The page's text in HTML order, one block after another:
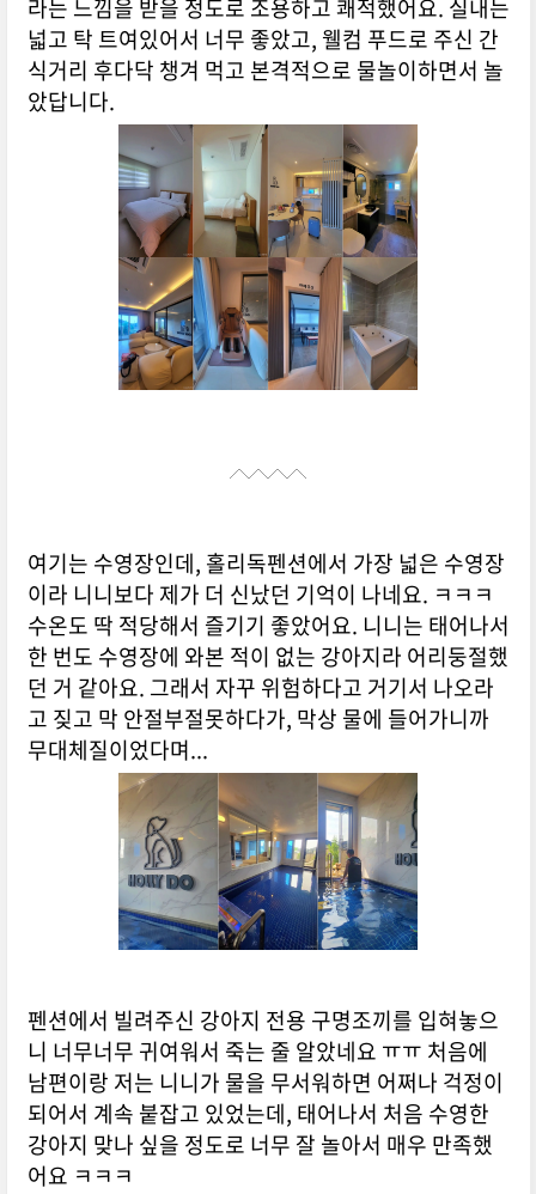
라는 느낌을 받을 정도로 조용하고 쾌적했어요. 실내는
넓고 탁 트여있어서 너무 좋았고, 웰컴 푸드로 주신 간
식거리 후다닥 챙겨 먹고 본격적으로 물놀이하면서 놀
았답니다.
여기는 수영장인데, 홀리독펜션에서 가장 넓은 수영장
이라 니니보다 제가 더 신났던 기억이 나네요. ㅋㅋㅋ
수온도 딱 적당해서 즐기기 좋았어요. 니니는 태어나서
한 번도 수영장에 와본 적이 없는 강아지라 어리둥절했
던 거 같아요. 그래서 자꾸 위험하다고 거기서 나오라
고 짖고 막 안절부절못하다가, 막상 물에 들어가니까
무대체질이었다며...
펜션에서 빌려주신 강아지 전용 구명조끼를 입혀놓으
니 너무너무 귀여워서 죽는 줄 알았네요 ㅠㅠ 처음에
남편이랑 저는 니니가 물을 무서워하면 어쩌나 걱정이
되어서 계속 붙잡고 있었는데, 태어나서 처음 수영한
강아지 맞나 싶을 정도로 너무 잘 놀아서 매우 만족했
어요 ㅋㅋㅋ